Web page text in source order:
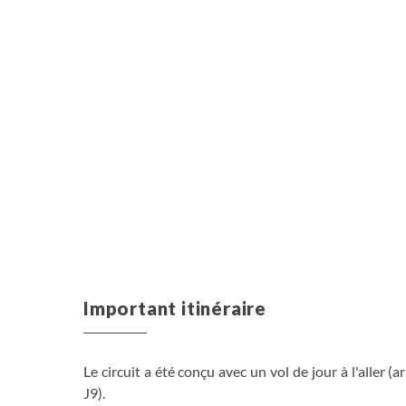
Important itinéraire
Le circuit a été conçu avec un vol de jour à l'aller
J9).